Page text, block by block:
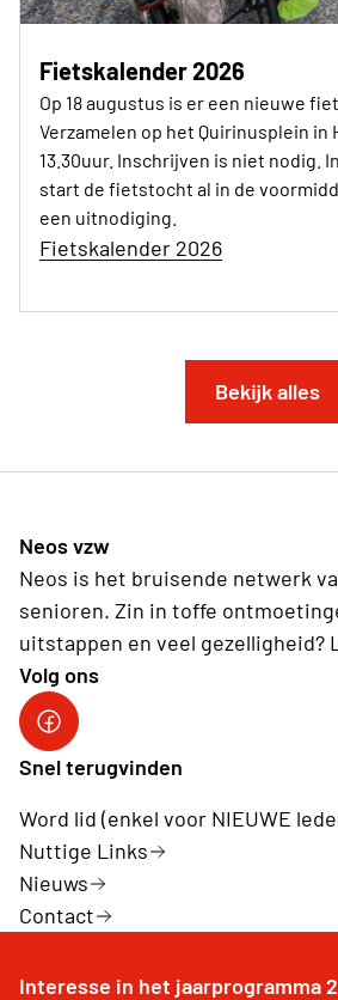
Fietskalender 2026
Op 18 augustus is er een nieuwe
Verzamelen op het Quirinusplein in
13.30uur. Inschrijven is niet nodig.
start de fietstocht al in de
een uitnodiging.
Fietskalender 2026
Bekijk alles
Neos vzw
Neos is het bruisende netwerk
senioren. Zin in toffe
uitstappen en veel gezelligheid?
Volg ons
Snel terugvinden
Word lid (enkel voor NIEUWE
Nuttige Links
Nieuws
Contact
Interesse in het jaarprogramma